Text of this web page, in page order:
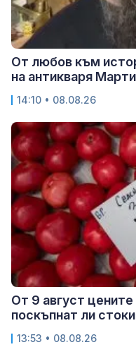
От любов към
на антикваря
14:10 • 08.08.26
От 9 август
поскъпнат ли
13:53 • 08.08.26